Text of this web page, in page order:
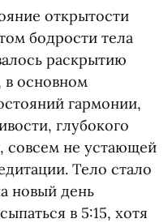
открытости
бодрости тела
раскрытию
в основном
гармонии,
глубокого
совсем не устающей
Тело стало
новый день
в 5:15, хотя